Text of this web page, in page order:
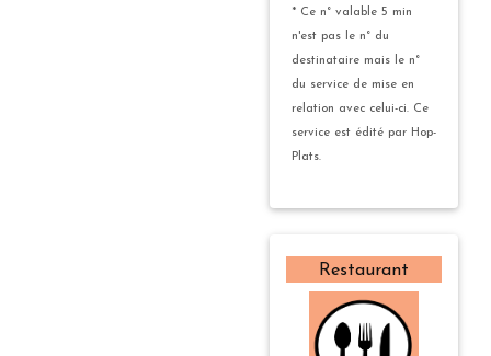
* Ce n° valable 5 min
n'est pas le n° du
destinataire mais le n°
du service de mise en
relation avec celui-ci. Ce
service est édité par Hop-
Plats.
Restaurant